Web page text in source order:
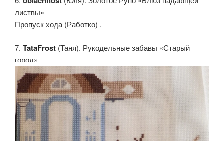
листвы»
Пропуск хода (Работко) .
7. TataFrost (Таня). Рукодельные забавы «Старый
город»